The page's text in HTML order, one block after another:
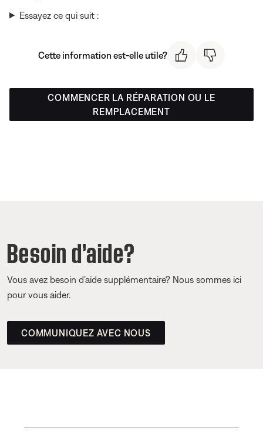
Essayez ce qui suit :
Cette information est-elle utile?
COMMENCER LA RÉPARATION OU LE
REMPLACEMENT
Besoin d’aide?
Vous avez besoin d’aide supplémentaire? Nous sommes ici
pour vous aider.
COMMUNIQUEZ AVEC NOUS